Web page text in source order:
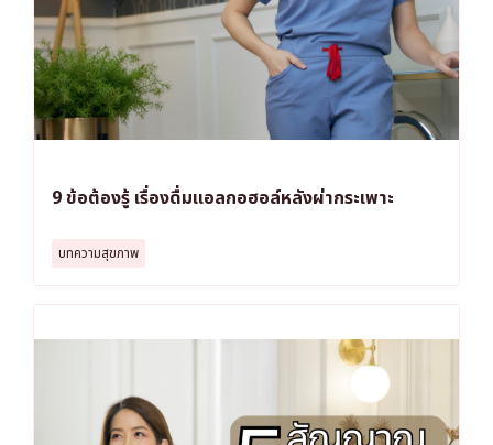
9 ข้อต้องรู้ เรื่องดื่มแอลกอฮอล์หลังผ่ากระเพาะ
บทความสุขภาพ